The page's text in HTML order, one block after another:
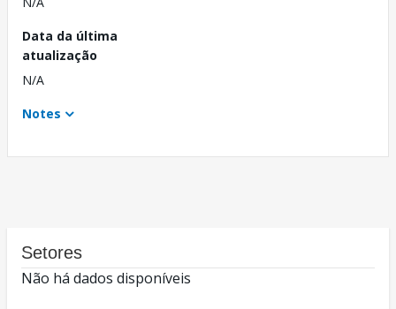
Data da última
atualização
N/A
Notes
Setores
Não há dados disponíveis